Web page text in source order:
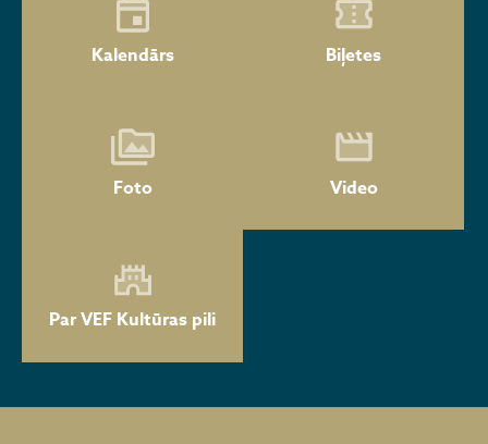
Kalendārs Biļetes
Foto Video
Par VEF Kultūras pili